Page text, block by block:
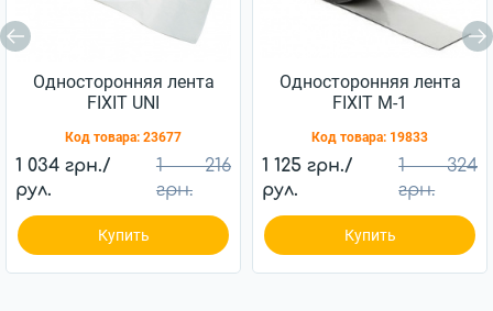
Односторонняя лента
FIXIT UNI
Код товара: 23677
1 034 грн./
рул.
1 216
грн.
Купить
Односторонняя лента
FIXIT М-1
Код товара: 19833
1 125 грн./
рул.
1 324
грн.
Купить